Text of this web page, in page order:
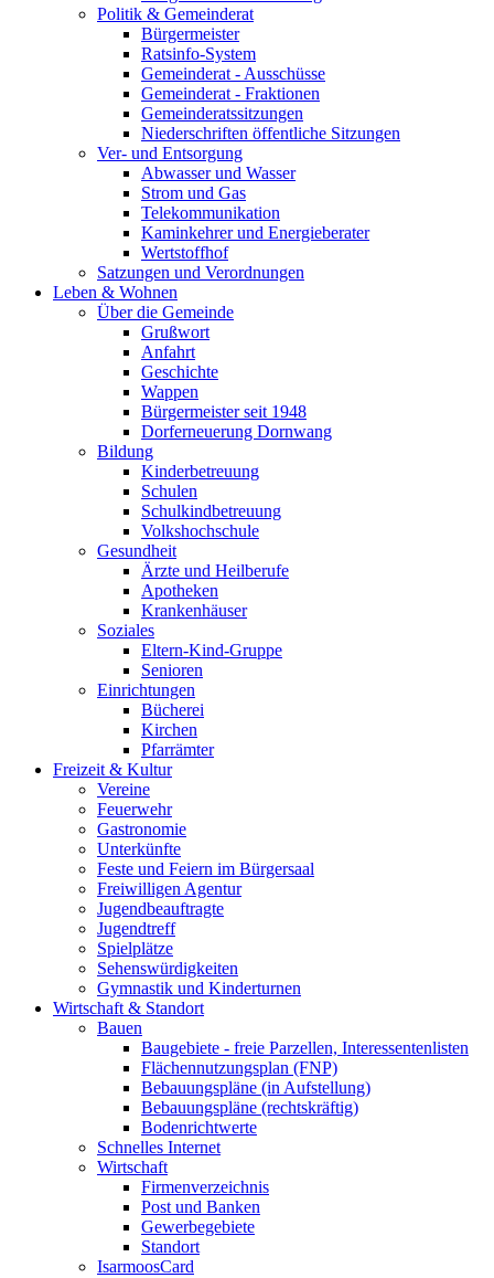
Politik & Gemeinderat
Bürgermeister
Ratsinfo-System
Gemeinderat - Ausschüsse
Gemeinderat - Fraktionen
Gemeinderatssitzungen
Niederschriften öffentliche Sitzungen
Ver- und Entsorgung
Abwasser und Wasser
Strom und Gas
Telekommunikation
Kaminkehrer und Energieberater
Wertstoffhof
Satzungen und Verordnungen
Leben & Wohnen
Über die Gemeinde
Grußwort
Anfahrt
Geschichte
Wappen
Bürgermeister seit 1948
Dorferneuerung Dornwang
Bildung
Kinderbetreuung
Schulen
Schulkindbetreuung
Volkshochschule
Gesundheit
Ärzte und Heilberufe
Apotheken
Krankenhäuser
Soziales
Eltern-Kind-Gruppe
Senioren
Einrichtungen
Bücherei
Kirchen
Pfarrämter
Freizeit & Kultur
Vereine
Feuerwehr
Gastronomie
Unterkünfte
Feste und Feiern im Bürgersaal
Freiwilligen Agentur
Jugendbeauftragte
Jugendtreff
Spielplätze
Sehenswürdigkeiten
Gymnastik und Kinderturnen
Wirtschaft & Standort
Bauen
Baugebiete - freie Parzellen, Interessentenlisten
Flächennutzungsplan (FNP)
Bebauungspläne (in Aufstellung)
Bebauungspläne (rechtskräftig)
Bodenrichtwerte
Schnelles Internet
Wirtschaft
Firmenverzeichnis
Post und Banken
Gewerbegebiete
Standort
IsarmoosCard